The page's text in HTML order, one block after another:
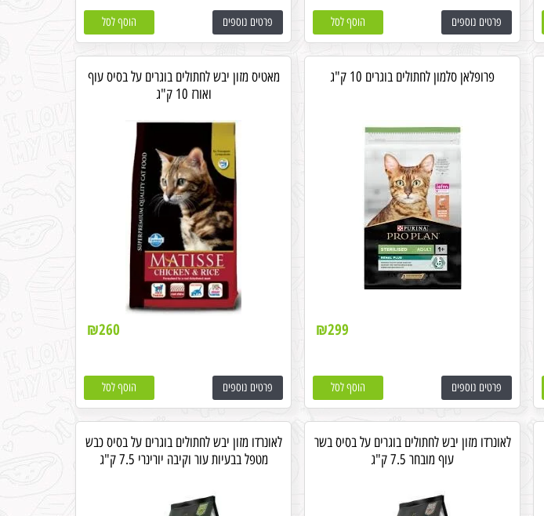
פרטים נוספים הוסף לסל פרטים נוספים הוסף לסל
פרופלאן סלמון לחתולים בוגרים 10 ק"ג
₪299
פרטים נוספים הוסף לסל
מאטיס מזון יבש לחתולים בוגרים על בסיס עוף
ואורז 10 ק"ג
₪260
פרטים נוספים הוסף לסל
לאונרדו מזון יבש לחתולים בוגרים על בסיס בשר
עוף מובחר 7.5 ק"ג
לאונרדו מזון יבש לחתולים בוגרים על בסיס כבש
מטפל בבעיות עור וקיבה יורינרי 7.5 ק"ג